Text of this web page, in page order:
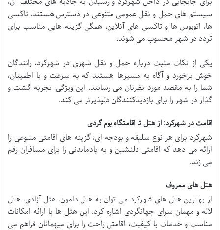
سیستم های حمل و نقل عمومی متنوعی در دسترس هستند. تاکسی
ها، اتوبوس ها و تاکسی های آنلاین، همگی گزینه هایی مناسب برای
تردد در شهر محسوب می شوند.
یکی از نکات مثبت درباره حمل و نقل شهری در شهرکرد، رانندگان
خوش برخورد و آگاه به مسیرها هستند که به سرعت و با اطمینان،
شما را به مقصد مورد نظرتان می رسانند. این ویژگی، تجربه گشت و
گذار در شهر را برای بازدیدکنندگان دلپذیرتر می کند.
اقامت در شهرکرد: از هتل تا اقامتگاه بوم گردی
شهرکرد برای هر نوع سلیقه و بودجه ای، گزینه های اقامتی متنوعی را
ارائه می دهد که اقامتی دلنشین و به یادماندنی را برای مسافران رقم
می زند.
هتل های معروف
از بهترین هتل های شهرکرد می توان به هتل دامون، هتل آزادی، هتل
لاله و مهمان سرای جهانگردی اشاره کرد. این هتل ها با ارائه امکانات
مناسب و خدمات با کیفیت، اقامتی راحت را برای میهمانان فراهم می